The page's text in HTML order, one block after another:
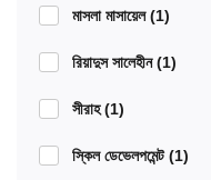
মাসলা মাসায়েল(1)
রিয়াদুস সালেহীন(1)
সীরাহ(1)
স্কিল ডেভেলপমেন্ট(1)